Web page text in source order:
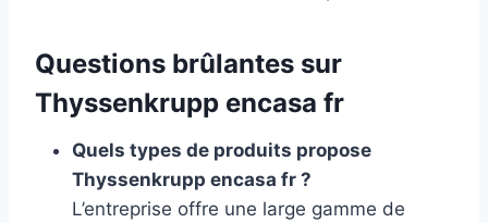
Questions brûlantes sur
Thyssenkrupp encasa fr
Quels types de produits propose
Thyssenkrupp encasa fr ?
L’entreprise offre une large gamme de